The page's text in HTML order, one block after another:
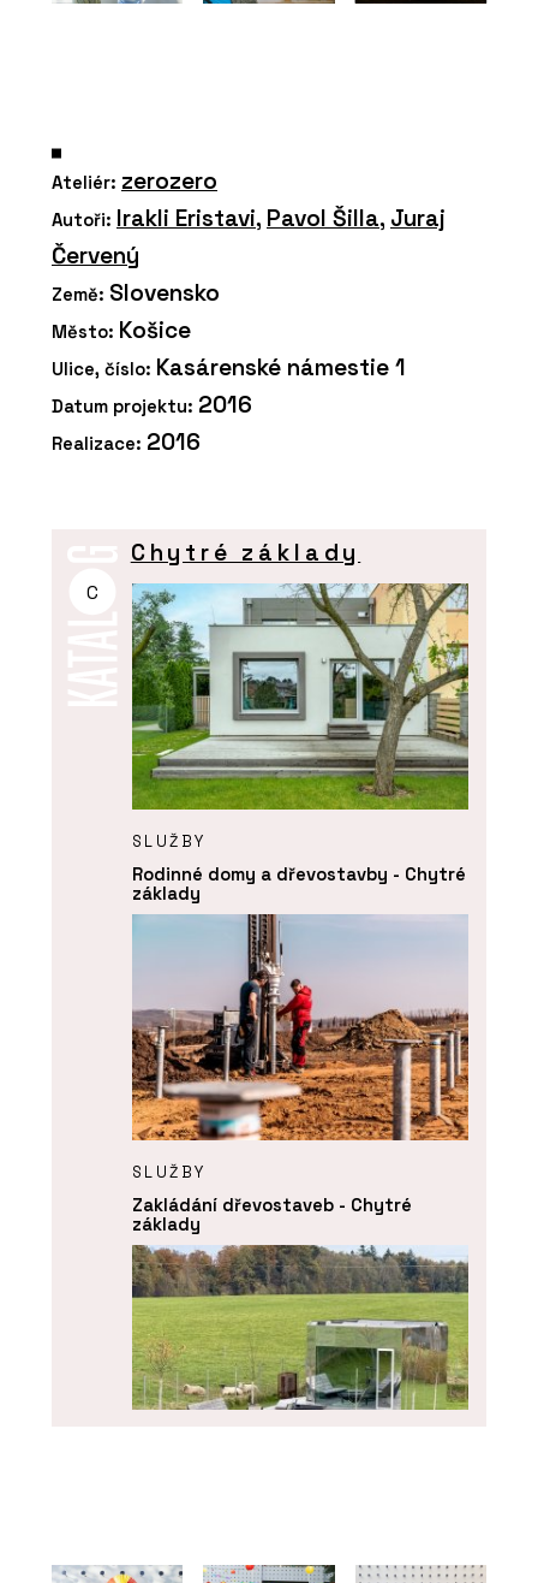
Ateliér: zerozero
Autoři: Irakli Eristavi, Pavol Šilla, Juraj
Červený
Země: Slovensko
Město: Košice
Ulice, číslo: Kasárenské námestie 1
Datum projektu: 2016
Realizace: 2016
C
Chytré základy
SLUŽBY
Rodinné domy a dřevostavby - Chytré
základy
SLUŽBY
Zakládání dřevostaveb - Chytré
základy